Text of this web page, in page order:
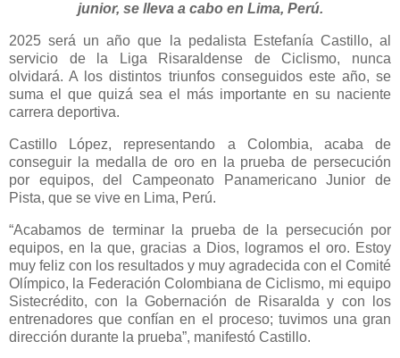
junior, se lleva a cabo en Lima, Perú.
2025 será un año que la pedalista Estefanía Castillo, al
servicio de la Liga Risaraldense de Ciclismo, nunca
olvidará. A los distintos triunfos conseguidos este año, se
suma el que quizá sea el más importante en su naciente
carrera deportiva.
Castillo López, representando a Colombia, acaba de
conseguir la medalla de oro en la prueba de persecución
por equipos, del Campeonato Panamericano Junior de
Pista, que se vive en Lima, Perú.
“Acabamos de terminar la prueba de la persecución por
equipos, en la que, gracias a Dios, logramos el oro. Estoy
muy feliz con los resultados y muy agradecida con el Comité
Olímpico, la Federación Colombiana de Ciclismo, mi equipo
Sistecrédito, con la Gobernación de Risaralda y con los
entrenadores que confían en el proceso; tuvimos una gran
dirección durante la prueba”, manifestó Castillo.